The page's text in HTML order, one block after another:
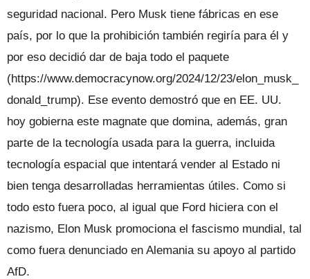
seguridad nacional. Pero Musk tiene fábricas en ese
país, por lo que la prohibición también regiría para él y
por eso decidió dar de baja todo el paquete
(https://www.democracynow.org/2024/12/23/elon_musk_
donald_trump). Ese evento demostró que en EE. UU.
hoy gobierna este magnate que domina, además, gran
parte de la tecnología usada para la guerra, incluida
tecnología espacial que intentará vender al Estado ni
bien tenga desarrolladas herramientas útiles. Como si
todo esto fuera poco, al igual que Ford hiciera con el
nazismo, Elon Musk promociona el fascismo mundial, tal
como fuera denunciado en Alemania su apoyo al partido
AfD.